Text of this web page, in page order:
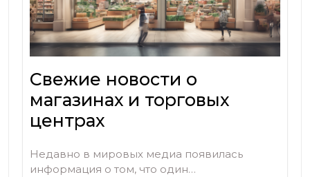
Свежие новости о
магазинах и торговых
центрах
Недавно в мировых медиа появилась
информация о том, что один…